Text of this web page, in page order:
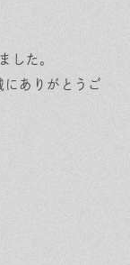
した。
にありがとうご